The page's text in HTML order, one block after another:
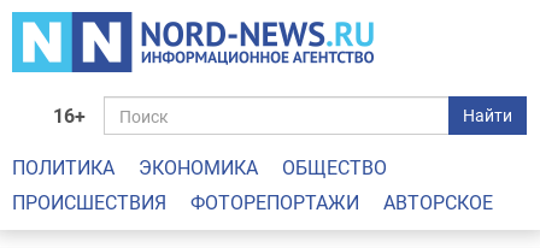
16+ Найти
ПОЛИТИКА ЭКОНОМИКА
ОБЩЕСТВО
ПРОИСШЕСТВИЯ
ФОТОРЕПОРТАЖИ АВТОРСКОЕ